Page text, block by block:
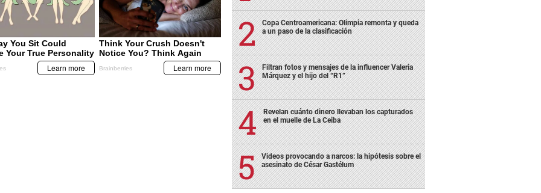
Copa Centroamericana: Olimpia remonta y queda
a un paso de la clasificación
Filtran fotos y mensajes de la influencer Valeria
Márquez y el hijo del “R1”
Revelan cuánto dinero llevaban los capturados
en el muelle de La Ceiba
Videos provocando a narcos: la hipótesis sobre el
asesinato de César Gastélum